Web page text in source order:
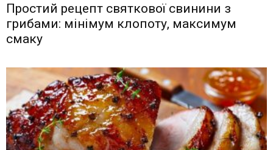
Простий рецепт святкової свинини з
грибами: мінімум клопоту, максимум
смаку